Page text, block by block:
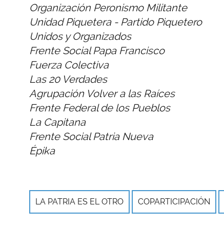
Organización Peronismo Militante
Unidad Piquetera - Partido Piquetero
Unidos y Organizados
Frente Social Papa Francisco
Fuerza Colectiva
Las 20 Verdades
Agrupación Volver a las Raíces
Frente Federal de los Pueblos
La Capitana
Frente Social Patria Nueva
Épika
LA PATRIA ES EL OTRO COPARTICIPACIÓN